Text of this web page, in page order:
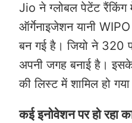
Jio ने ग्लोबल पेटेंट रैंकिंग
ऑर्गेनाइजेशन यानी
बन गई है। जियो ने 320
अपनी जगह बनाई है।
की लिस्ट में शामिल हो
कई इनोवेशन पर हो रहा